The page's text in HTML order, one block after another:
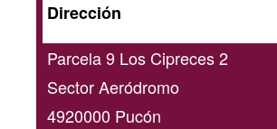
online
Dirección
Parcela 9 Los Cipreces 2
Sector Aeródromo
4920000 Pucón